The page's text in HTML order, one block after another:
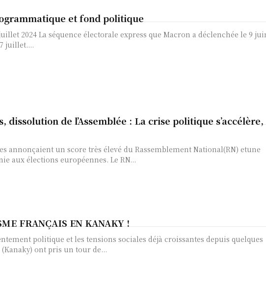
et fond politique
a déclenchée le 9 juin
juillet....
dissolution de l’Assemblée : La crise politique s’accélère,
annonçaient un score très élevé du Rassemblement National(RN) etune
aux élections européennes. Le RN...
FRANÇAIS EN KANAKY !
politique et les tensions sociales déjà croissantes depuis quelques
ont pris un tour de...